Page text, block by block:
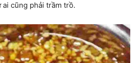
cũng phải trầm trồ.